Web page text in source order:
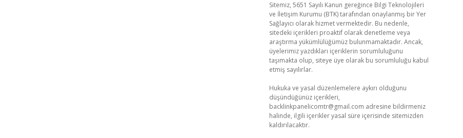
Sitemiz, 5651 Sayılı Kanun gereğince Bilgi Teknolojileri
ve İletişim Kurumu (BTK) tarafından onaylanmış bir Yer
Sağlayıcı olarak hizmet vermektedir. Bu nedenle,
sitedeki içerikleri proaktif olarak denetleme veya
araştırma yükümlülüğümüz bulunmamaktadır. Ancak,
üyelerimiz yazdıkları içeriklerin sorumluluğunu
taşımakta olup, siteye üye olarak bu sorumluluğu kabul
etmiş sayılırlar.
Hukuka ve yasal düzenlemelere aykırı olduğunu
düşündüğünüz içerikleri,
backlinkpanelicomtr@gmail.com adresine bildirmeniz
halinde, ilgili içerikler yasal süre içerisinde sitemizden
kaldırılacaktır.